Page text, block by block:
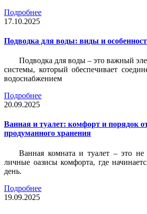
Подробнее
17.10.2025
Подводка для воды: виды и
Подводка для воды – это важный
системы, который обеспечивает
водоснабжением
Подробнее
20.09.2025
Ванная и туалет: комфорт и порядок
продуманного хранения
Ванная комната и туалет – это не
личные оазисы комфорта, где
день.
Подробнее
19.09.2025